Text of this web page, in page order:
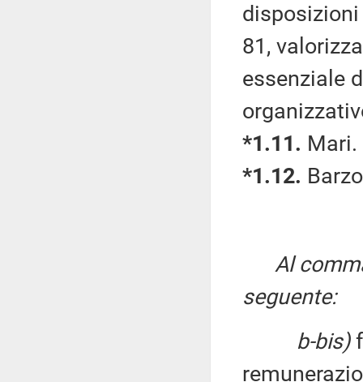
81,
essenziale
*1.11. Mari.
*1.12.
Al
seguente:
b-bis)